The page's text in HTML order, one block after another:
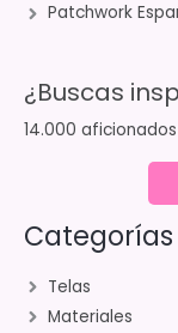
Patchwork
¿Buscas
14.000
Categorías
Telas
Materiales